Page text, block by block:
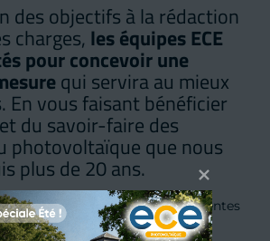
des objectifs à la rédaction
charges, les équipes ECE
pour concevoir une
qui servira au mieux
En vous faisant bénéficier
du savoir-faire des
photovoltaïque que nous
plus de 20 ans.
afin de présenter les différentes
possibles